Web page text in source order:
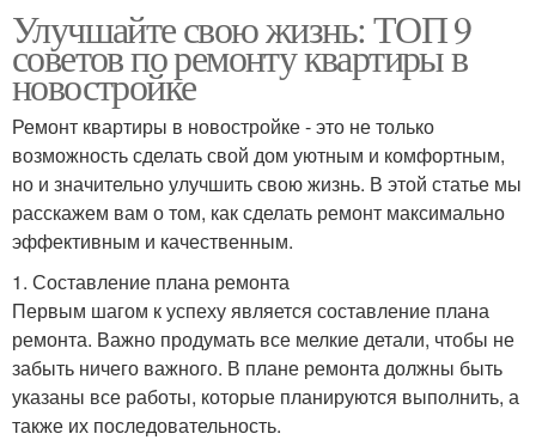
Улучшайте свою жизнь: ТОП 9
советов по ремонту квартиры в
новостройке
Ремонт квартиры в новостройке - это не только
возможность сделать свой дом уютным и комфортным,
но и значительно улучшить свою жизнь. В этой статье мы
расскажем вам о том, как сделать ремонт максимально
эффективным и качественным.
1. Составление плана ремонта
Первым шагом к успеху является составление плана
ремонта. Важно продумать все мелкие детали, чтобы не
забыть ничего важного. В плане ремонта должны быть
указаны все работы, которые планируются выполнить, а
также их последовательность.